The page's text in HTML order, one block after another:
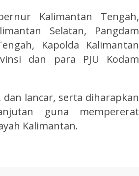
Kalimantan Tengah,
Selatan, Pangdam
Kapolda Kalimantan
dan para PJU Kodam
lancar, serta diharapkan
guna mempererat
Kalimantan.